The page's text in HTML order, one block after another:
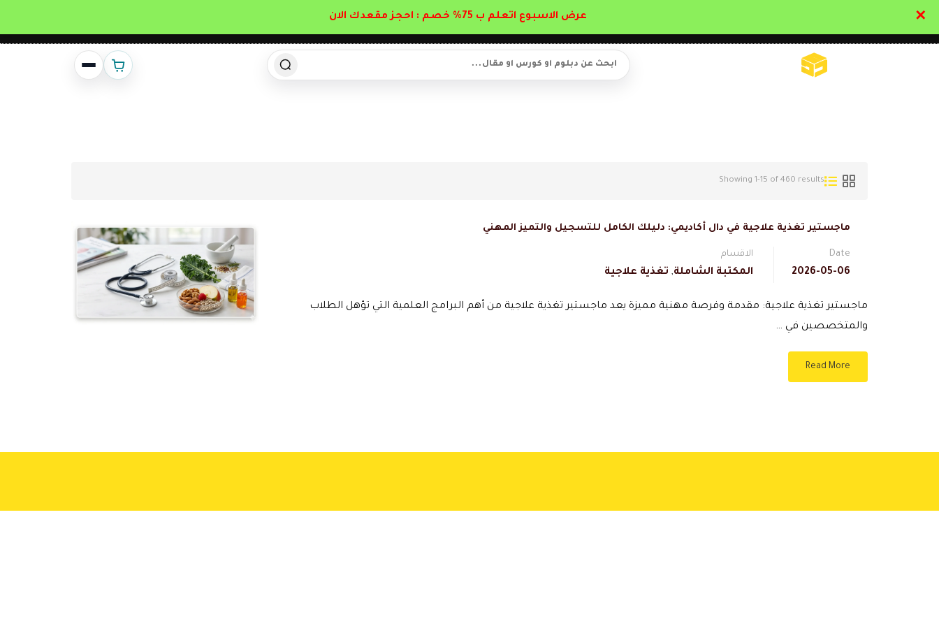
Showing 1-15 of 460 results
ماجستير تغذية علاجية في دال أكاديمي: دليلك الكامل للتسجيل والتميز المهني
Date
2026-05-06
الاقسام
المكتبة الشاملة, تغذية علاجية
ماجستير تغذية علاجية: مقدمة وفرصة مهنية مميزة يعد ماجستير تغذية علاجية من أهم البرامج العلمية التي تؤهل الطلاب
والمتخصصين في …
Read More
عرض الاسبوع اتعلم ب 75% خصم : احجز مقعدك الان ✕